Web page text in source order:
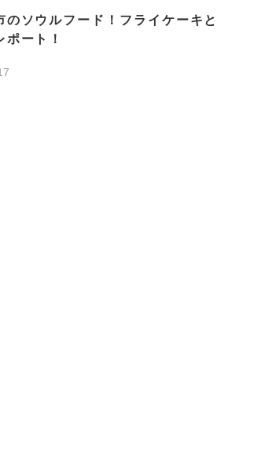
のソウルフード！フライケーキと
ポート！